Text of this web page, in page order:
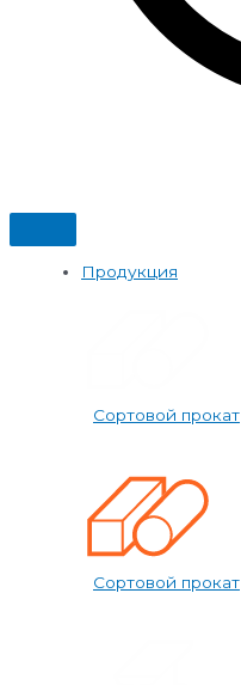
Продукция
Сортовой прокат
Сортовой прокат